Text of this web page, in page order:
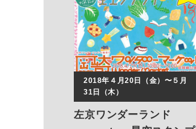
2018年４月20日（金）〜５月
31日（木）
左京ワンダーランド